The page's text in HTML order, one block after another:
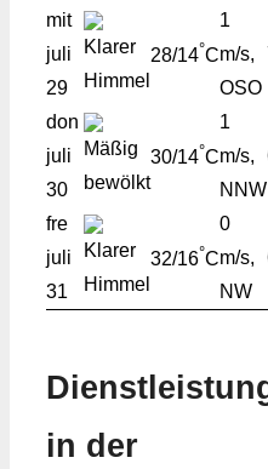
mit
juli
29
28/14°C
1
m/s,
OSO
don
juli
30
30/14°C
1
m/s,
NNW
fre
juli
31
32/16°C
0
m/s,
NW
in der